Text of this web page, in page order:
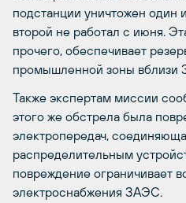
подстанции уничтожен один
второй не работал с июня.
прочего, обеспечивает
промышленной зоны вблизи
Также экспертам миссии
этого же обстрела была
электропередач,
распределительным
повреждение ограничивает
электроснабжения ЗАЭС.